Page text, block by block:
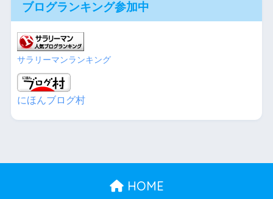
ブログランキング参加中
サラリーマンランキング
にほんブログ村
HOME